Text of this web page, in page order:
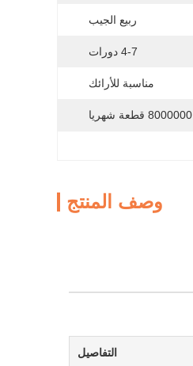
ربيع الجيب
4-7 دورات
مناسبة للأرائك
8000000 قطعة شهريا
وصف المنتج
التفاصيل